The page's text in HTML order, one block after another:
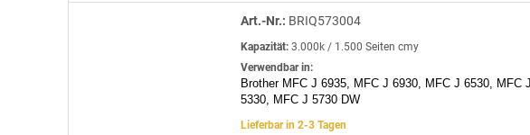
Art.-Nr.: BRIQ573004
Kapazität: 3.000k / 1.500 Seiten cmy
Verwendbar in:
Brother MFC J 6935, MFC J 6930, MFC J 6530, MFC
5330, MFC J 5730 DW
Lieferbar in 2-3 Tagen